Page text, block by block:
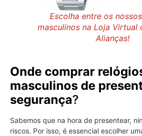
Escolha entre os
masculinos na Loja Virtual
Alianças!
Onde comprar
masculinos de
segurança?
Sabemos que na hora de presentear,
riscos. Por isso, é essencial escolher